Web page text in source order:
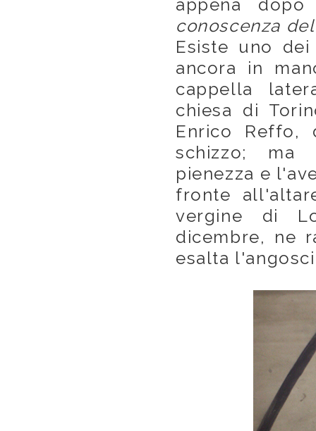
appena
conoscenza
Esiste uno
ancora in
cappella
chiesa di
Enrico Reffo,
schizzo; ma
pienezza e
fronte
vergine di
dicembre, ne
esalta